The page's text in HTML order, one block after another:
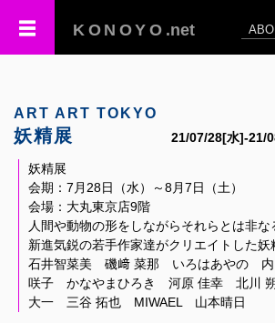
KONOYO .net
ART ART TOKYO
妖精展 21/07/28[水]-21/
妖精展
会期：7月28日（水）～8月7日（土）
会場：大丸東京店9階
人間や動物の形をしながらそれらとは非
新進気鋭の若手作家達がクリエイトした妖
石井智菜美 磯﨑 菜那 いろはあやの
咲子 かなやまひろき 河原 佳幸 北川
大一 三谷 拓也 MIWAEL 山本晴日